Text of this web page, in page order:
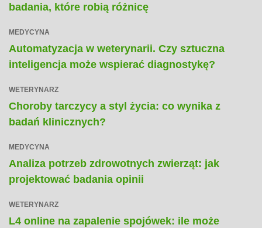
badania, które robią różnicę
MEDYCYNA
Automatyzacja w weterynarii. Czy sztuczna
inteligencja może wspierać diagnostykę?
WETERYNARZ
Choroby tarczycy a styl życia: co wynika z
badań klinicznych?
MEDYCYNA
Analiza potrzeb zdrowotnych zwierząt: jak
projektować badania opinii
WETERYNARZ
L4 online na zapalenie spojówek: ile może